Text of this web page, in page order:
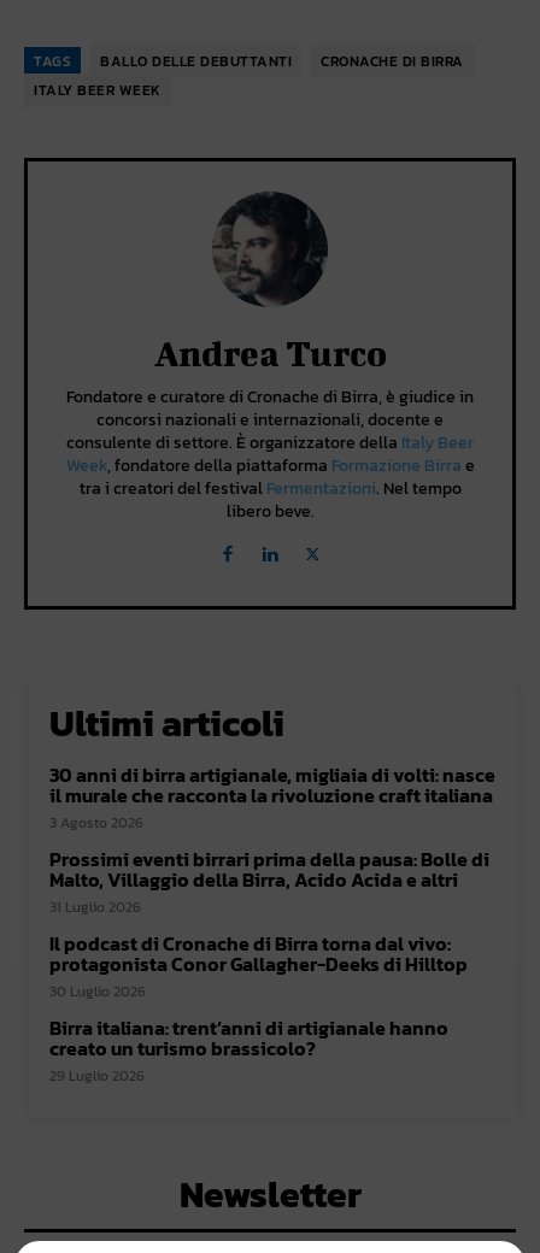
TAGS BALLO DELLE DEBUTTANTI
CRONACHE DI BIRRA
ITALY BEER WEEK
Andrea Turco
Fondatore e curatore di Cronache di Birra, è giudice in
concorsi nazionali e internazionali, docente e
consulente di settore. È organizzatore della Italy Beer
Week, fondatore della piattaforma Formazione Birrae
tra i creatori del festivalFermentazioni. Nel tempo
libero beve.
Ultimi articoli
30 anni di birra artigianale, migliaia di volti: nasce
il murale che racconta la rivoluzione craft italiana
3 Agosto 2026
Prossimi eventi birrari prima della pausa: Bolle di
Malto, Villaggio della Birra, Acido Acida e altri
31 Luglio 2026
Il podcast di Cronache di Birra torna dal vivo:
protagonista Conor Gallagher-Deeks di Hilltop
30 Luglio 2026
Birra italiana: trent’anni di artigianale hanno
creato un turismo brassicolo?
29 Luglio 2026
Newsletter